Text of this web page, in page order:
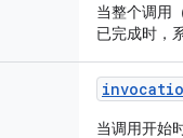
当整个调用
已完成时，
当调用开始